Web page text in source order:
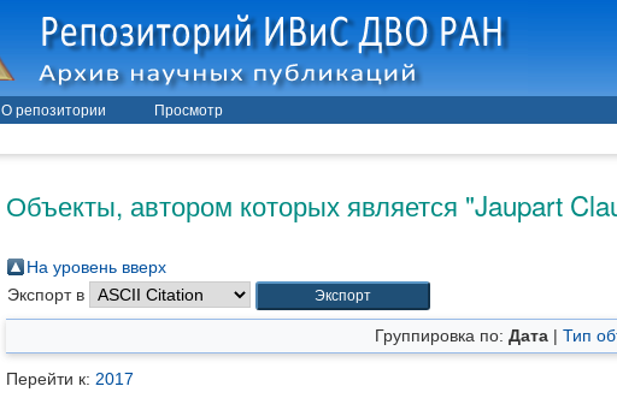
О репозитории Просмотр
Объекты, автором которых является "Jaupart
На уровень вверх
Экспорт в
Группировка по: Дата | Тип
Перейти к: 2017